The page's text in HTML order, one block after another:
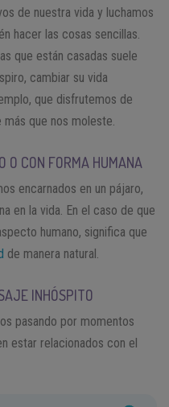
de nuestra vida y luchamos
hacer las cosas sencillas.
que están casadas suele
cambiar su vida
que disfrutemos de
que nos moleste.
O CON FORMA HUMANA
encarnados en un pájaro,
en la vida. En el caso de que
humano, significa que
de manera natural.
INHÓSPITO
pasando por momentos
estar relacionados con el